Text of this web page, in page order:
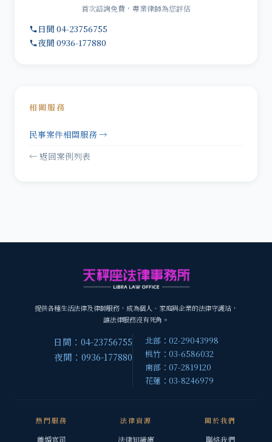
首次諮詢免費，專業律師為您評估
日間 04-23756755
夜間 0936-177880
相關服務
民事案件相關服務 →
← 返回案例列表
提供各種生活法律及律師服務，成為個人、家庭與企業的法律守護站，
讓法律服務沒有死角。
日間：04-23756755
夜間：0936-177880
北部：02-29043998
桃竹：03-6586032
南部：07-2819120
花蓮：03-8246979
熱門服務
離婚官司
法律資源
法律知識庫
關於我們
聯絡我們